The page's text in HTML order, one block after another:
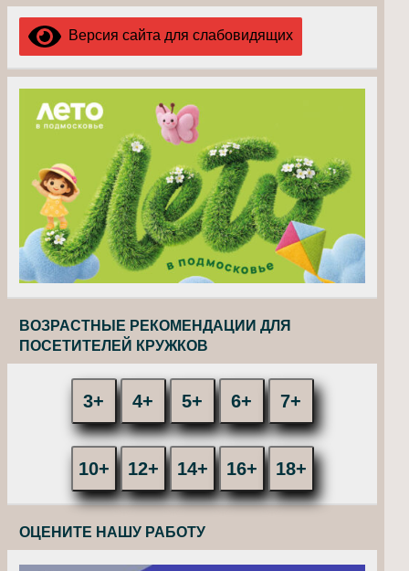
Версия сайта для слабовидящих
ВОЗРАСТНЫЕ РЕКОМЕНДАЦИИ ДЛЯ
ПОСЕТИТЕЛЕЙ КРУЖКОВ
3+ 4+ 5+ 6+ 7+
10+ 12+ 14+ 16+ 18+
ОЦЕНИТЕ НАШУ РАБОТУ